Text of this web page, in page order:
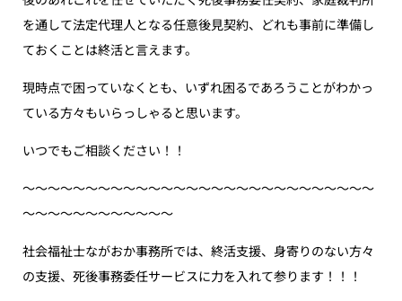
を通して法定代理人となる任意後見契約、どれも事前に準備し
ておくことは終活と言えます。
現時点で困っていなくとも、いずれ困るであろうことがわかっ
ている方々もいらっしゃると思います。
いつでもご相談ください！！
〜〜〜〜〜〜〜〜〜〜〜〜〜〜〜〜〜〜〜〜〜〜〜〜〜〜〜〜
〜〜〜〜〜〜〜〜〜〜〜〜
社会福祉士ながおか事務所では、終活支援、身寄りのない方々
の支援、死後事務委任サービスに力を入れて参ります！！！